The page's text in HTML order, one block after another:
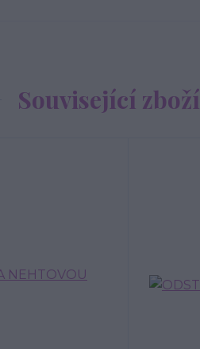
Související zboží